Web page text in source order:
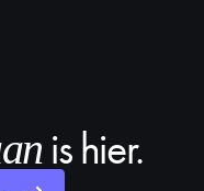
is hier.